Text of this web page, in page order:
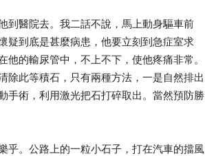
到醫院去。我二話不說，馬上動身驅車前
疑到底是甚麼病患，他要立刻到急症室求
的輸尿管中，不上不下，使他疼痛非常。
除此等積石，只有兩種方法，一是自然排出
手術，利用激光把石打碎取出。當然預防勝
乎。公路上的一粒小石子，打在汽車的擋風